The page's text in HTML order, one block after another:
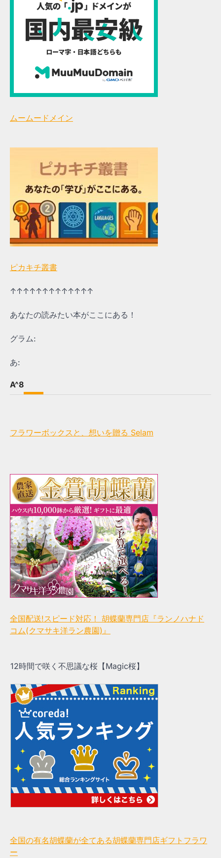
ムームードメイン
ピカキチ叢書
↑↑↑↑↑↑↑↑↑↑↑↑↑
あなたの読みたい本がここにある！
グラム:
あ:
A^8
フラワーボックスと、想いを贈る Selam
全国配送!スピード対応！ 胡蝶蘭専門店『ランノハナド
コム(クマサキ洋ラン農園)』
12時間で咲く不思議な桜【Magic桜】
全国の有名胡蝶蘭が全てある胡蝶蘭専門店ギフトフラワ
ー